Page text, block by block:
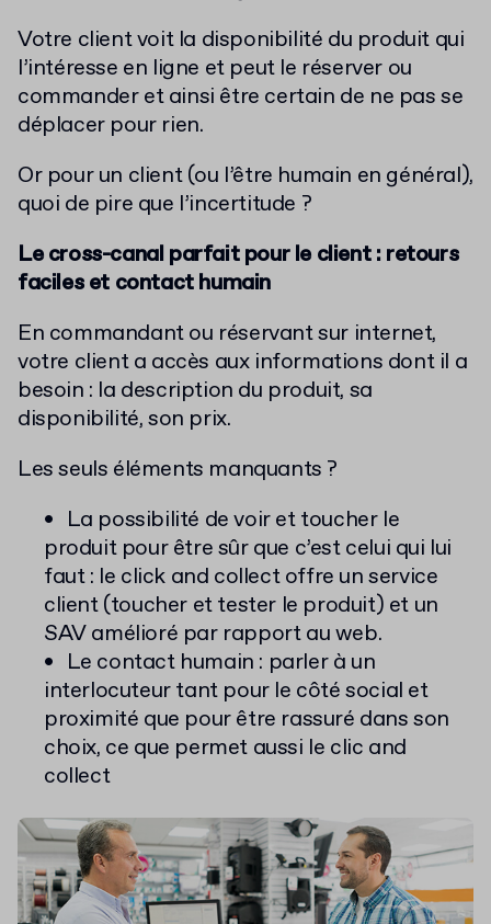
Votre client voit la disponibilité du produit qui
l’intéresse en ligne et peut le réserver ou
commander et ainsi être certain de ne pas se
déplacer pour rien.
Or pour un client (ou l’être humain en général),
quoi de pire que l’incertitude ?
Le cross-canal parfait pour le client : retours
faciles et contact humain
En commandant ou réservant sur internet,
votre client a accès aux informations dont il a
besoin : la description du produit, sa
disponibilité, son prix.
Les seuls éléments manquants ?
La possibilité de voir et toucher le
produit pour être sûr que c’est celui qui lui
faut : le click and collect offre un service
client (toucher et tester le produit) et un
SAV amélioré par rapport au web.
Le contact humain : parler à un
interlocuteur tant pour le côté social et
proximité que pour être rassuré dans son
choix, ce que permet aussi le clic and
collect